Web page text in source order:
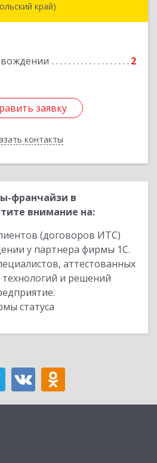
край)
2
заявку
контакты
заявку
Назад
франчайзи в
внимание на:
(договоров ИТС)
у партнера фирмы 1С.
аттестованных
и решений
статуса